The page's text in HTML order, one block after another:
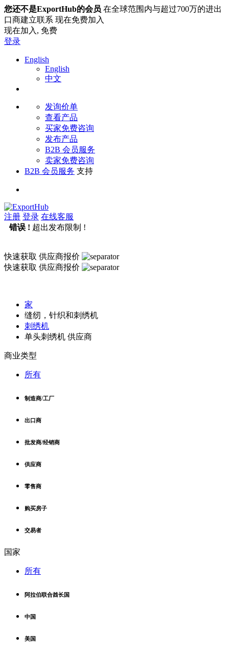
您还不是ExportHub的会员 在全球范围内与超过700万的进出
口商建立联系 现在免费加入
现在加入, 免费
登录
English
English
中文
发询价单
查看产品
买家免费咨询
发布产品
B2B 会员服务
卖家免费咨询
B2B 会员服务 支持
注册 登录 在线客服
错误 ! 超出发布限制 !
快速获取 供应商报价
快速获取 供应商报价
家
缝纫，针织和刺绣机
刺绣机
单头刺绣机 供应商
商业类型
所有
制造商/工厂
出口商
批发商/经销商
供应商
零售商
购买房子
交易者
国家
所有
阿拉伯联合酋长国
中国
美国